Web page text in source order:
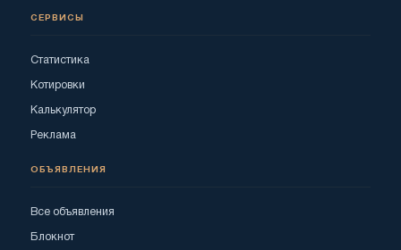
СЕРВИСЫ
Статистика
Котировки
Калькулятор
Реклама
ОБЪЯВЛЕНИЯ
Все объявления
Блокнот